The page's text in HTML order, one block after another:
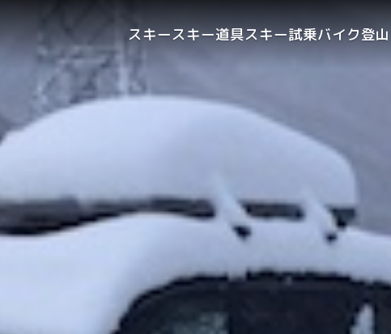
スキースキー道具スキー試乗バイク登山